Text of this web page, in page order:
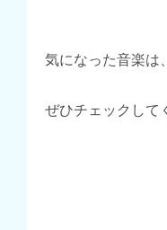
気になった音楽は
ぜひチェックして